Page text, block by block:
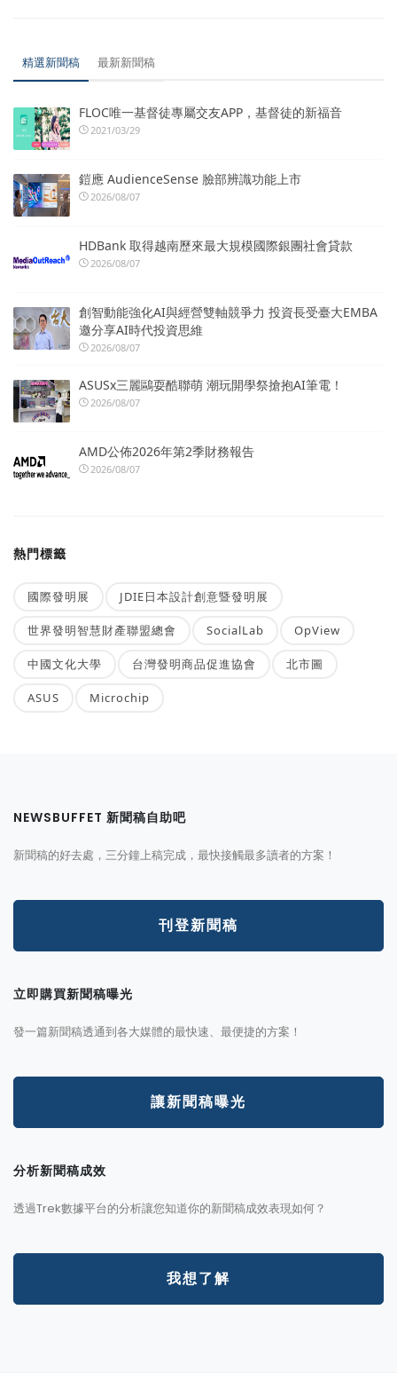
精選新聞稿 最新新聞稿
FLOC唯一基督徒專屬交友APP，基督徒的新福音
2021/03/29
鎧應 AudienceSense 臉部辨識功能上市
2026/08/07
HDBank 取得越南歷來最大規模國際銀團社會貸款
2026/08/07
創智動能強化AI與經營雙軸競爭力 投資長受臺大EMBA
邀分享AI時代投資思維
2026/08/07
ASUSx三麗鷗耍酷聯萌 潮玩開學祭搶抱AI筆電！
2026/08/07
AMD公佈2026年第2季財務報告
2026/08/07
熱門標籤
國際發明展 JDIE日本設計創意暨發明展
世界發明智慧財產聯盟總會 SocialLab OpView
中國文化大學 台灣發明商品促進協會 北市圖
ASUS Microchip
NEWSBUFFET 新聞稿自助吧
新聞稿的好去處，三分鐘上稿完成，最快接觸最多讀者的方案！
刊登新聞稿
立即購買新聞稿曝光
發一篇新聞稿透通到各大媒體的最快速、最便捷的方案！
讓新聞稿曝光
分析新聞稿成效
透過Trek數據平台的分析讓您知道你的新聞稿成效表現如何？
我想了解